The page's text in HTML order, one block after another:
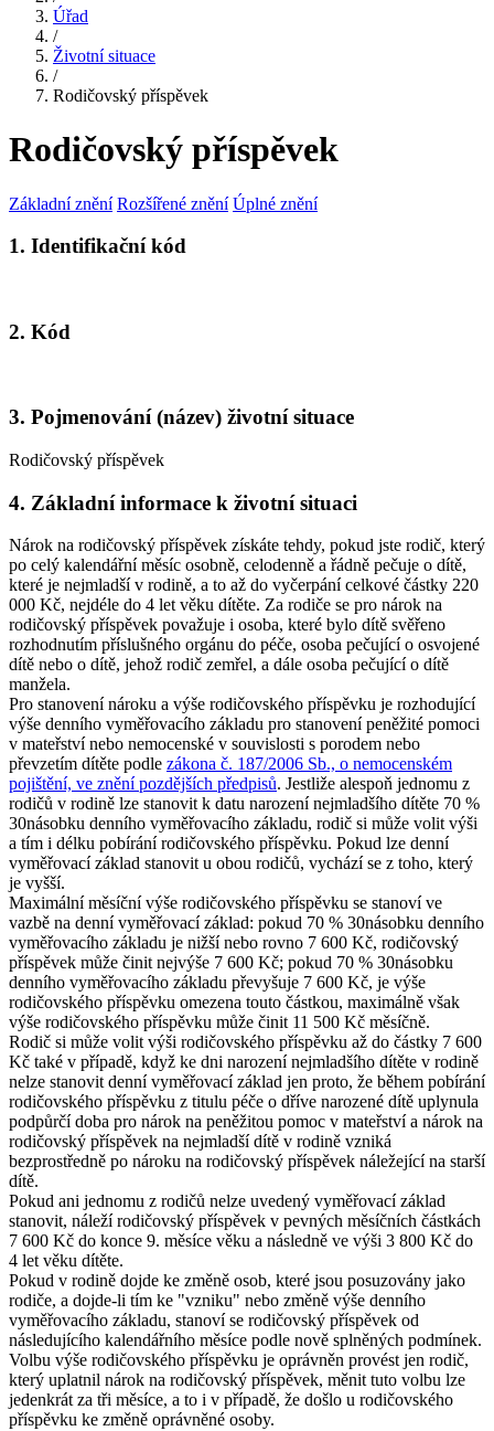
Úřad
/
Životní situace
/
Rodičovský příspěvek
Rodičovský příspěvek
Základní znění Rozšířené znění Úplné znění
1. Identifikační kód
2. Kód
3. Pojmenování (název) životní situace
Rodičovský příspěvek
4. Základní informace k životní situaci
Nárok na rodičovský příspěvek získáte tehdy, pokud jste rodič, který
po celý kalendářní měsíc osobně, celodenně a řádně pečuje o dítě,
které je nejmladší v rodině, a to až do vyčerpání celkové částky 220
000 Kč, nejdéle do 4 let věku dítěte. Za rodiče se pro nárok na
rodičovský příspěvek považuje i osoba, které bylo dítě svěřeno
rozhodnutím příslušného orgánu do péče, osoba pečující o osvojené
dítě nebo o dítě, jehož rodič zemřel, a dále osoba pečující o dítě
manžela.
Pro stanovení nároku a výše rodičovského příspěvku je rozhodující
výše denního vyměřovacího základu pro stanovení peněžité pomoci
v mateřství nebo nemocenské v souvislosti s porodem nebo
převzetím dítěte podle zákona č. 187/2006 Sb., o nemocenském
pojištění, ve znění pozdějších předpisů. Jestliže alespoň jednomu z
rodičů v rodině lze stanovit k datu narození nejmladšího dítěte 70 %
30násobku denního vyměřovacího základu, rodič si může volit výši
a tím i délku pobírání rodičovského příspěvku. Pokud lze denní
vyměřovací základ stanovit u obou rodičů, vychází se z toho, který
je vyšší.
Maximální měsíční výše rodičovského příspěvku se stanoví ve
vazbě na denní vyměřovací základ: pokud 70 % 30násobku denního
vyměřovacího základu je nižší nebo rovno 7 600 Kč, rodičovský
příspěvek může činit nejvýše 7 600 Kč; pokud 70 % 30násobku
denního vyměřovacího základu převyšuje 7 600 Kč, je výše
rodičovského příspěvku omezena touto částkou, maximálně však
výše rodičovského příspěvku může činit 11 500 Kč měsíčně.
Rodič si může volit výši rodičovského příspěvku až do částky 7 600
Kč také v případě, když ke dni narození nejmladšího dítěte v rodině
nelze stanovit denní vyměřovací základ jen proto, že během pobírání
rodičovského příspěvku z titulu péče o dříve narozené dítě uplynula
podpůrčí doba pro nárok na peněžitou pomoc v mateřství a nárok na
rodičovský příspěvek na nejmladší dítě v rodině vzniká
bezprostředně po nároku na rodičovský příspěvek náležející na starší
dítě.
Pokud ani jednomu z rodičů nelze uvedený vyměřovací základ
stanovit, náleží rodičovský příspěvek v pevných měsíčních částkách
7 600 Kč do konce 9. měsíce věku a následně ve výši 3 800 Kč do
4 let věku dítěte.
Pokud v rodině dojde ke změně osob, které jsou posuzovány jako
rodiče, a dojde-li tím ke "vzniku" nebo změně výše denního
vyměřovacího základu, stanoví se rodičovský příspěvek od
následujícího kalendářního měsíce podle nově splněných podmínek.
Volbu výše rodičovského příspěvku je oprávněn provést jen rodič,
který uplatnil nárok na rodičovský příspěvek, měnit tuto volbu lze
jedenkrát za tři měsíce, a to i v případě, že došlo u rodičovského
příspěvku ke změně oprávněné osoby.